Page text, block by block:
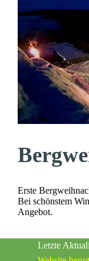
Erste
Bei schönstem
Angebot.
Letzte